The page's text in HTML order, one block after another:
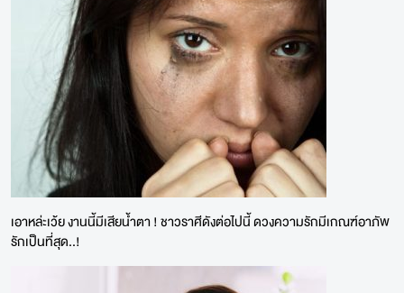
เอาหล่ะเว้ย งานนี้มีเสียน้ำตา ! ชาวราศีดังต่อไปนี้ ดวงความรักมีเกณฑ์อาภัพ
รักเป็นที่สุด..!